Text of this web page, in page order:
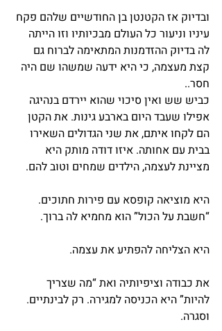
ובדיוק אז הקטנטן בן החודשיים שלהם פקח
עיניו וניעור כל העולם מבכיותיו וזו הייתה
לה בדיוק ההזדמנות המתאימה לברוח גם
קצת מעצמה, כי היא ידעה שמשהו שם היה
חסר..
כביש שש ואין סיכוי שהוא יירדם בנהיגה
אפילו שעבד היום בארבע גינות. את הקטן
הם לקחו איתם, את שני הגדולים השאירו
בבית עם אחותה. איזו דודה מותק היא
מציינת לעצמה, הילדים שמחים וטוב להם.
היא מוציאה קופסא עם פירות חתוכים.
“חשבת על הכול” הוא מחמיא לה ברוך.
היא הצליחה להפתיע את עצמה.
את כבודה וציפיותיה ואת “מה שצריך
להיות” היא הכניסה למגירה. רק לבינתיים.
וסגרה.